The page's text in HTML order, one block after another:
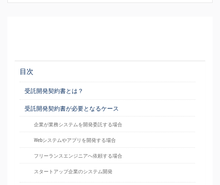
目次
受託開発契約書とは？
受託開発契約書が必要となるケース
企業が業務システムを開発委託する場合
Webシステムやアプリを開発する場合
フリーランスエンジニアへ依頼する場合
スタートアップ企業のシステム開発